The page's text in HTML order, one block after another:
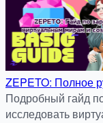
ZEPETO: Полное
Заработок ZEM,
Подробный гайд
исследовать